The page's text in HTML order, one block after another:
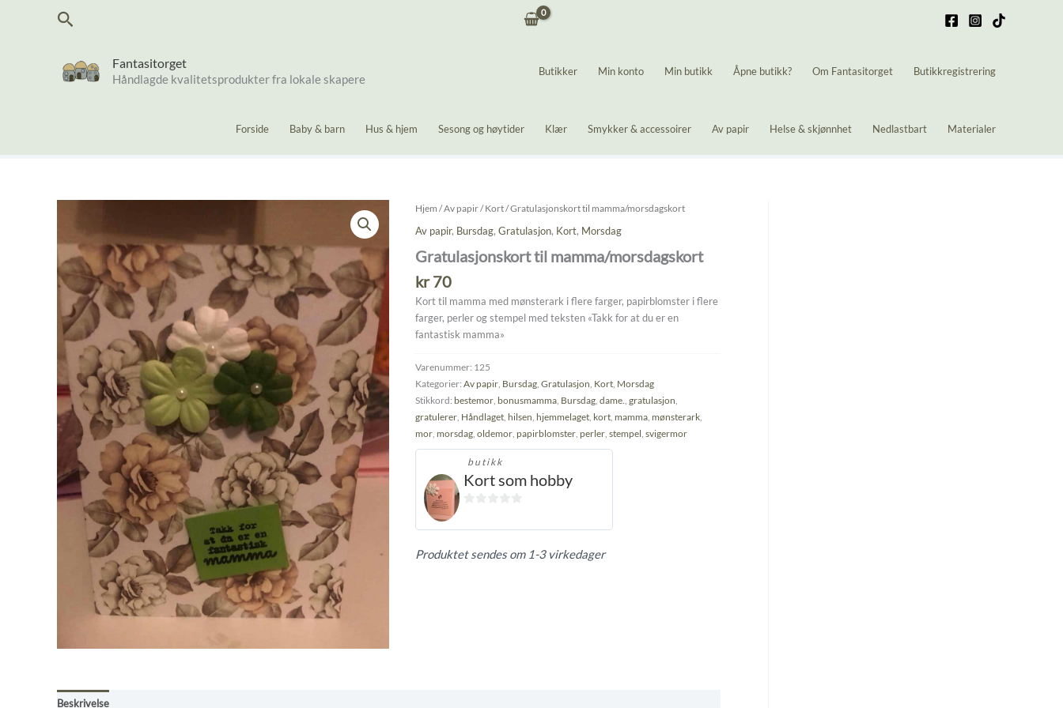
Søk
Fantasitorget
Håndlagde kvalitetsprodukter fra lokale skapere
Butikker Min konto Min butikk Åpne butikk? Om Fantasitorget Butikkregistrering
Forside Baby & barn Hus & hjem Sesong og høytider Klær Smykker & accessoirer Av papir Helse & skjønnhet Nedlastbart Materialer
Hjem /Av papir/Kort/ Gratulasjonskort til mamma/morsdagskort
Av papir, Bursdag,Gratulasjon, Kort, Morsdag
Gratulasjonskort til mamma/morsdagskort
kr70
Kort til mamma med mønsterark i flere farger, papirblomster i flere
farger, perler og stempel med teksten «Takk for at du er en
fantastisk mamma»
Varenummer: 125
Kategorier: Av papir Bursdag ,Gratulasjon Kort Morsdag
Stikkord: bestemor bonusmamma Bursdag ,dame. ,gratulasjon
gratulerer Håndlaget hilsen hjemmelaget kort mamma mønsterark
mor morsdag ,oldemor papirblomster perler ,stempel ,svigermor
butikk
Kort som hobby
ut
Produktet sendes om 1-3 virkedager
Beskrivelse